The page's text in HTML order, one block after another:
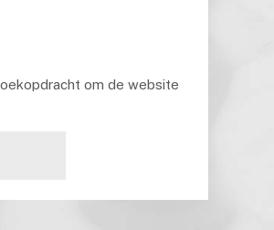
om de website